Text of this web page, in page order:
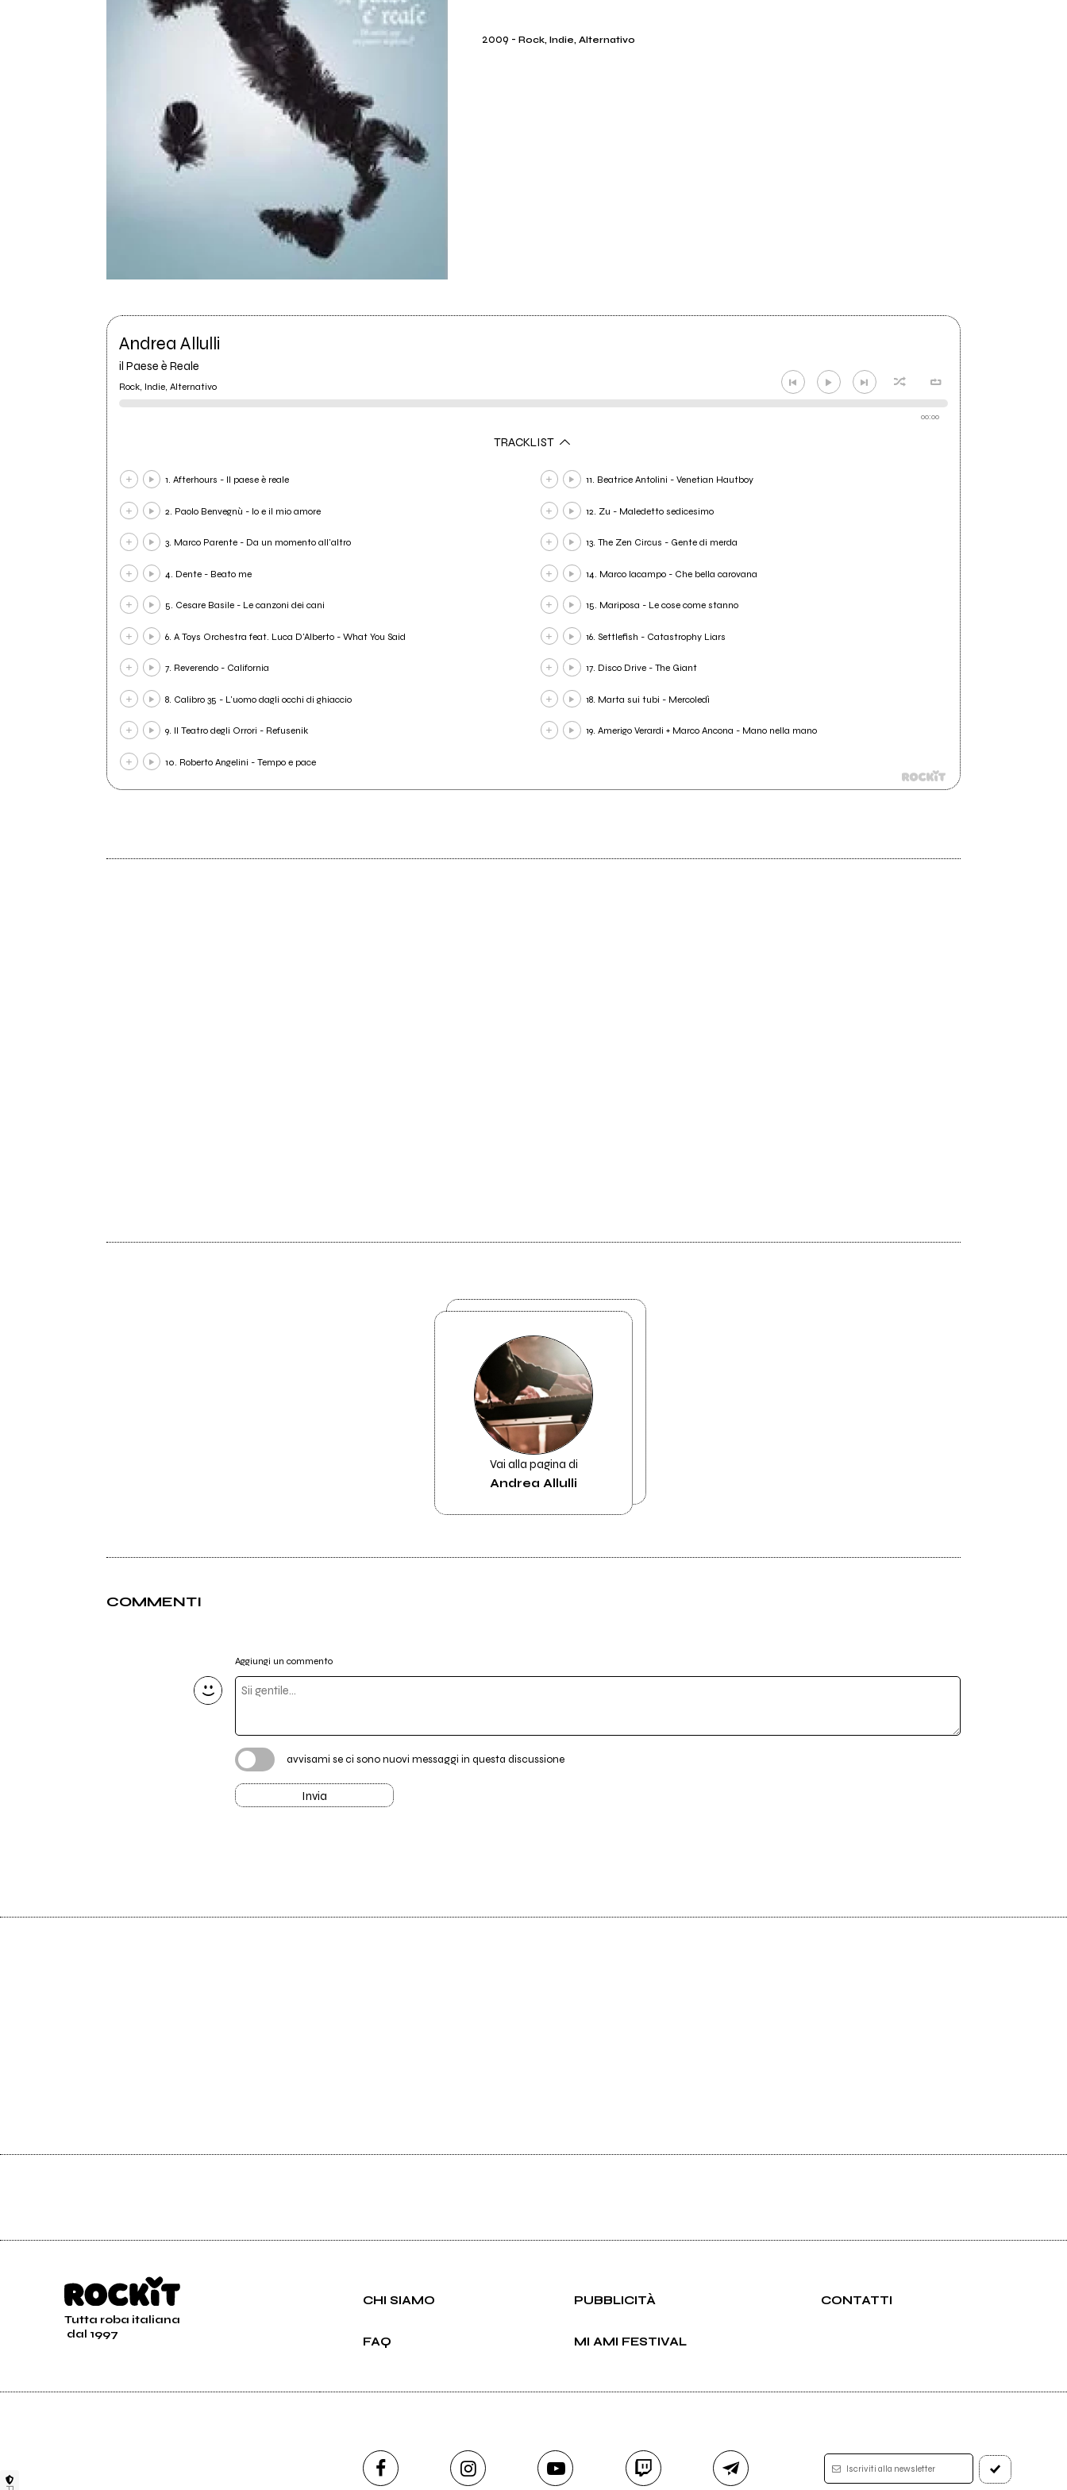
2009 -Rock, Indie, Alternativo
Andrea Allulli
il Paese è Reale
Rock, Indie, Alternativo
00:00
TRACKLIST
1. Afterhours - Il paese è reale
2. Paolo Benvegnù - Io e il mio amore
3. Marco Parente - Da un momento all'altro
4. Dente - Beato me
5. Cesare Basile - Le canzoni dei cani
6. A Toys Orchestra feat. Luca D'Alberto - What You Said
7. Reverendo - California
8. Calibro 35 - L'uomo dagli occhi di ghiaccio
9. Il Teatro degli Orrori - Refusenik
10. Roberto Angelini - Tempo e pace
11. Beatrice Antolini - Venetian Hautboy
12. Zu - Maledetto sedicesimo
13. The Zen Circus - Gente di merda
14. Marco Iacampo - Che bella carovana
15. Mariposa - Le cose come stanno
16. Settlefish - Catastrophy Liars
17. Disco Drive - The Giant
18. Marta sui tubi - Mercoledì
19. Amerigo Verardi + Marco Ancona - Mano nella mano
Vai alla pagina di
Andrea Allulli
COMMENTI
Aggiungi un commento
avvisami se ci sono nuovi messaggi in questa discussione
Invia
Tutta roba italiana
dal 1997
CHI SIAMO PUBBLICITÀ CONTATTI
FAQ MI AMI FESTIVAL
Iscriviti alla newsletter